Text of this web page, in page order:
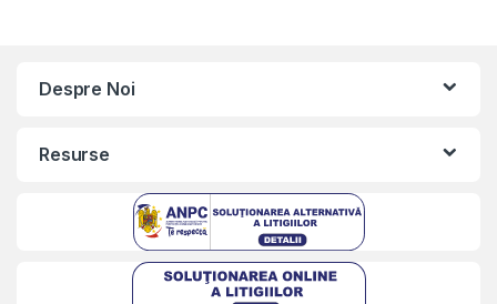
Despre Noi
Resurse